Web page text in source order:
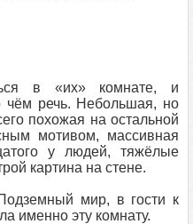
в «их» комнате, и
чём речь. Небольшая, но
похожая на остальной
мотивом, массивная
у людей, тяжёлые
картина на стене.
мир, в гости к
именно эту комнату.